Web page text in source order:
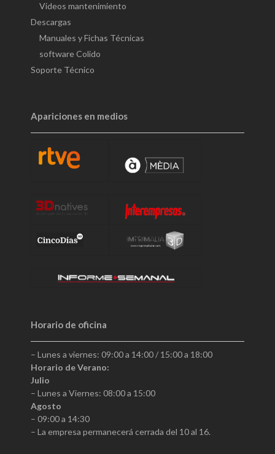
Videos mantenimiento
Descargas
Manuales y Fichas Técnicas
software Colido
Soporte Técnico
Apariciones en medios
Horario de oficina
– Lunes a viernes: 09:00 a 14:00 / 15:00 a 18:00
Horario de Verano:
Julio
– Lunes a Viernes: 08:00 a 15:00
Agosto
– 09:00 a 14:30
– La empresa permanecerá cerrada del 10 al 16.